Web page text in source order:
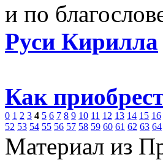
и по
Руси Кирилла
Как
0 1 2 3 4 5 6 7 8 9 10 11 12 13 14 15 16
52 53 54 55 56 57 58 59 60 61 62 63 64
Материал из